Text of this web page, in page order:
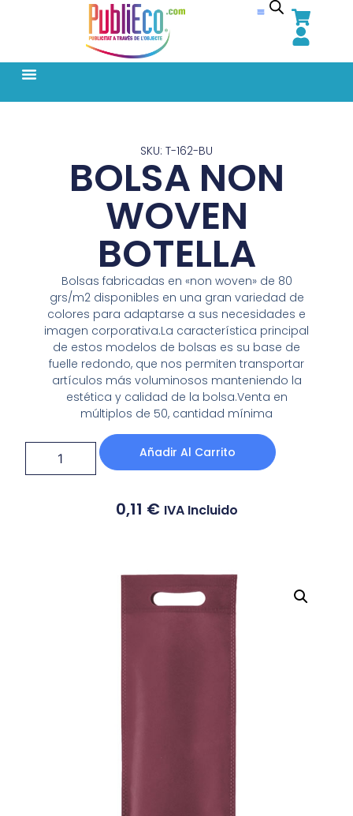
SKU: T-162-BU
BOLSA NON
WOVEN
BOTELLA
Bolsas fabricadas en «non woven» de 80
grs/m2 disponibles en una gran variedad de
colores para adaptarse a sus necesidades e
imagen corporativa.La característica principal
de estos modelos de bolsas es su base de
fuelle redondo, que nos permiten transportar
artículos más voluminosos manteniendo la
estética y calidad de la bolsa.Venta en
múltiplos de 50, cantidad mínima
Añadir Al Carrito
0,11 € IVA Incluido